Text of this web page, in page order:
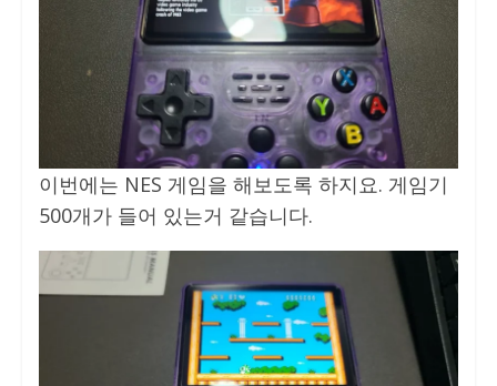
이번에는 NES 게임을 해보도록 하지요. 게임기
500개가 들어 있는거 같습니다.